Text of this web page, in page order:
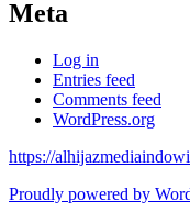
Meta
Log in
Entries feed
Comments feed
WordPress.org
https://
Proudly powered by